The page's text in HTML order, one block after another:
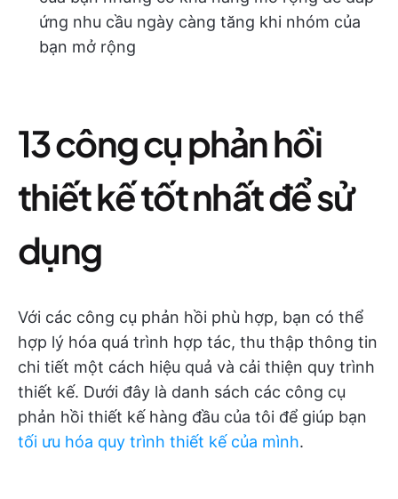
ứng nhu cầu ngày càng tăng khi nhóm của
bạn mở rộng
13 công cụ phản hồi
thiết kế tốt nhất để sử
dụng
Với các công cụ phản hồi phù hợp, bạn có thể
hợp lý hóa quá trình hợp tác, thu thập thông tin
chi tiết một cách hiệu quả và cải thiện quy trình
thiết kế. Dưới đây là danh sách các công cụ
phản hồi thiết kế hàng đầu của tôi để giúp bạn
tối ưu hóa quy trình thiết kế của mình.